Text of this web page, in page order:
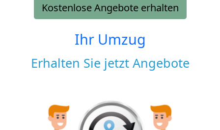
Kostenlose Angebote erhalten
Ihr Umzug
Erhalten Sie jetzt Angebote